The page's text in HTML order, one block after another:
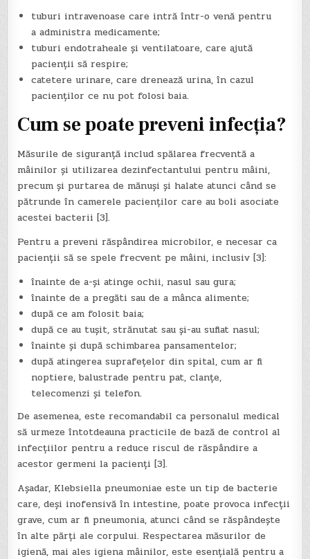
tuburi intravenoase care intră într-o venă pentru
a administra medicamente;
tuburi endotraheale și ventilatoare, care ajută
pacienții să respire;
catetere urinare, care drenează urina, în cazul
pacienților ce nu pot folosi baia.
Cum se poate preveni infecția?
Măsurile de siguranță includ spălarea frecventă a
mâinilor și utilizarea dezinfectantului pentru mâini,
precum și purtarea de mănuși și halate atunci când se
pătrunde în camerele pacienților care au boli asociate
acestei bacterii [3].
Pentru a preveni răspândirea microbilor, e necesar ca
pacienții să se spele frecvent pe mâini, inclusiv [3]:
înainte de a-și atinge ochii, nasul sau gura;
înainte de a pregăti sau de a mânca alimente;
după ce am folosit baia;
după ce au tușit, strănutat sau și-au suflat nasul;
înainte și după schimbarea pansamentelor;
după atingerea suprafețelor din spital, cum ar fi
noptiere, balustrade pentru pat, clanțe,
telecomenzi și telefon.
De asemenea, este recomandabil ca personalul medical
să urmeze întotdeauna practicile de bază de control al
infecțiilor pentru a reduce riscul de răspândire a
acestor germeni la pacienți [3].
Așadar, Klebsiella pneumoniae este un tip de bacterie
care, deși inofensivă în intestine, poate provoca infecții
grave, cum ar fi pneumonia, atunci când se răspândește
în alte părți ale corpului. Respectarea măsurilor de
igienă, mai ales igiena mâinilor, este esențială pentru a